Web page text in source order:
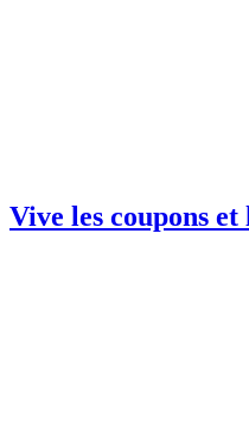
Vive les coupons